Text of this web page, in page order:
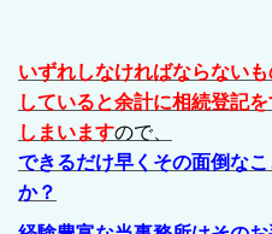
いずれしなければならないも
していると余計に相続登記
しまいますので、
できるだけ早くその面倒な
か？